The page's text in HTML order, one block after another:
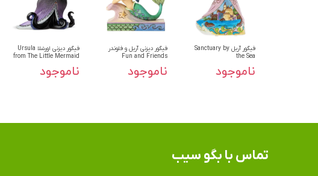
فیگور آریل Sanctuary by
the Sea
ناموجود
فیگور دیزنی آریل و فلوندر
Fun and Friends
ناموجود
فیگور دیزنی اورشلا Ursula
from The Little Mermaid
ناموجود
تماس​​​​​​​ با بگو سیب